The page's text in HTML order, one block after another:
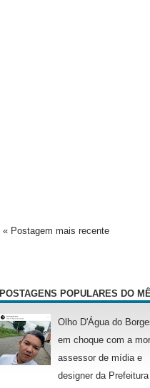
« Postagem mais recente
POSTAGENS POPULARES DO
Olho D'Água do
em choque com a
assessor de mídia e
designer da Prefeitura